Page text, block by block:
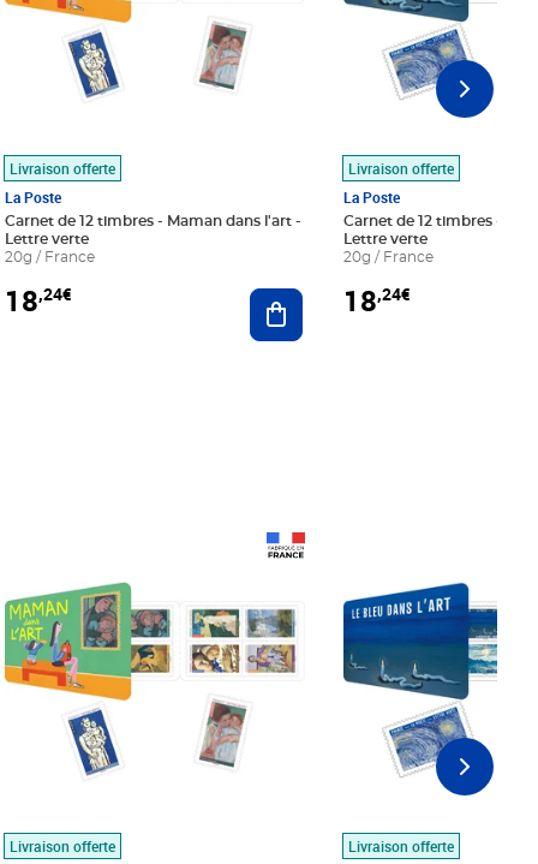
au panier
Livraison offerte
La Poste
Carnet de 12 timbres - Maman dans l'art -
Lettre verte
20g / France
18,24€ Ajouter au panier
Livraison offerte
La Poste
Carnet de 12 timbres - Le
Lettre verte
20g / France
18,24€
Livraison offerte
Livraison offerte